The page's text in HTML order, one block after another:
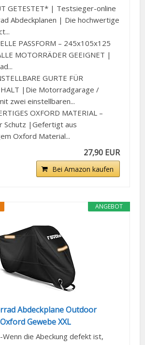
GETESTET* | Testsieger-online
Abdeckplanen | Die hochwertige
PASSFORM – 245x105x125
MOTORRÄDER GEEIGNET |
GURTE FÜR
HALT |Die Motorradgarage /
zwei einstellbaren...
OXFORD MATERIAL –
Schutz |Gefertigt aus
Oxford Material...
27,90 EUR
Bei Amazon kaufen
ANGEBOT
Abdeckplane Outdoor
Gewebe XXL
Wenn die Abeckung defekt ist,